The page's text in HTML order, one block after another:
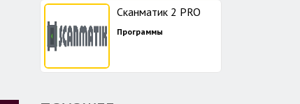
Сканматик 2 PRO
Программы